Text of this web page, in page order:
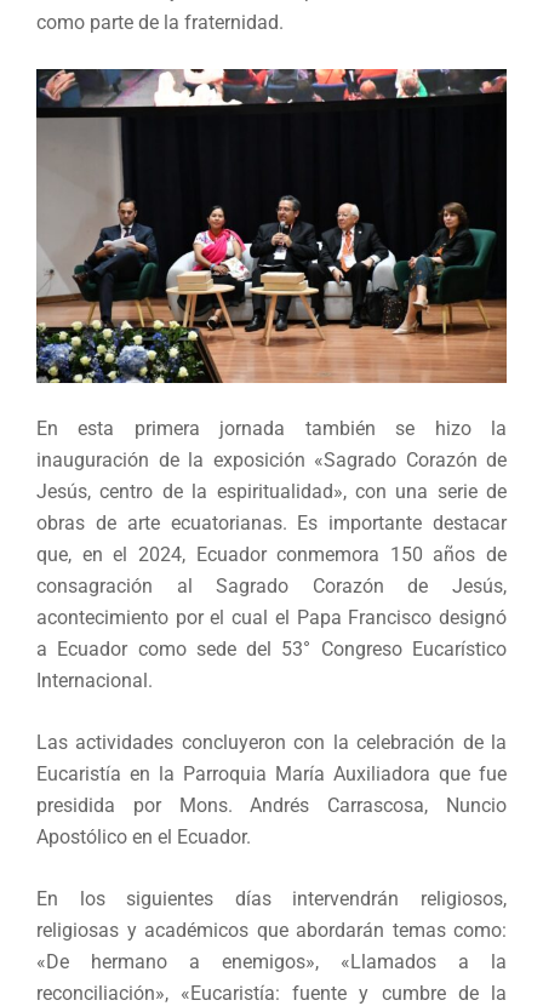
como parte de la fraternidad.
En esta primera jornada también se hizo la
inauguración de la exposición «Sagrado Corazón de
Jesús, centro de la espiritualidad», con una serie de
obras de arte ecuatorianas. Es importante destacar
que, en el 2024, Ecuador conmemora 150 años de
consagración al Sagrado Corazón de Jesús,
acontecimiento por el cual el Papa Francisco designó
a Ecuador como sede del 53° Congreso Eucarístico
Internacional.
Las actividades concluyeron con la celebración de la
Eucaristía en la Parroquia María Auxiliadora que fue
presidida por Mons. Andrés Carrascosa, Nuncio
Apostólico en el Ecuador.
En los siguientes días intervendrán religiosos,
religiosas y académicos que abordarán temas como:
«De hermano a enemigos», «Llamados a la
reconciliación», «Eucaristía: fuente y cumbre de la